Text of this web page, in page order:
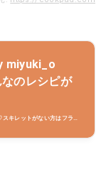
miyuki_o
なのレシピが
キレットがない方はフライ